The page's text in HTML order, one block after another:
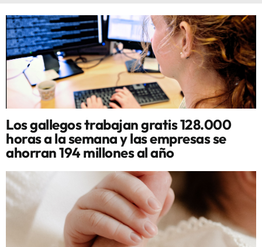
Los gallegos trabajan gratis 128.000
horas a la semana y las empresas se
ahorran 194 millones al año